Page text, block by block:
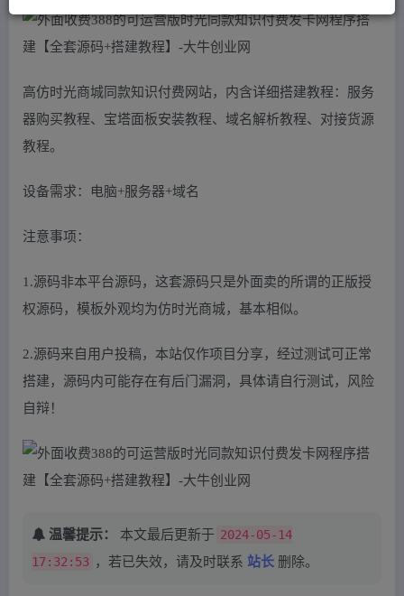
高仿时光商城同款知识付费网站，内含详细搭建教程：服务
器购买教程、宝塔面板安装教程、域名解析教程、对接货源
教程。
设备需求：电脑+服务器+域名
注意事项：
1.源码非本平台源码，这套源码只是外面卖的所谓的正版授
权源码，模板外观均为仿时光商城，基本相似。
2.源码来自用户投稿，本站仅作项目分享，经过测试可正常
搭建，源码内可能存在有后门漏洞，具体请自行测试，风险
自辩！
温馨提示： 本文最后更新于 2024-05-14
17:32:53 ，若已失效，请及时联系 站长 删除。